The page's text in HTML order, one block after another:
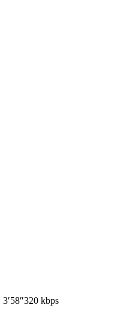
3′58″320 kbps